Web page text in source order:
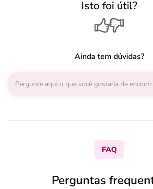
Isto foi útil?
Ainda tem dúvidas?
FAQ
Perguntas